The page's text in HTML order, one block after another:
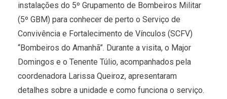
instalações do 5º Grupamento de Bombeiros Militar
(5º GBM) para conhecer de perto o Serviço de
Convivência e Fortalecimento de Vínculos (SCFV)
“Bombeiros do Amanhã”. Durante a visita, o Major
Domingos e o Tenente Túlio, acompanhados pela
coordenadora Larissa Queiroz, apresentaram
detalhes sobre a unidade e como funciona o serviço.